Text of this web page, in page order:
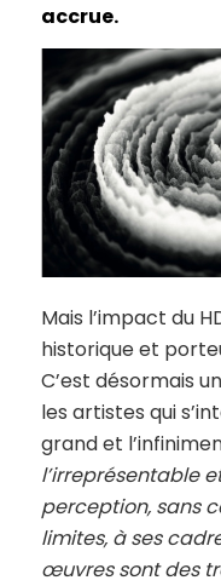
accrue.
Mais l’impact du
historique et
C’est désormais
les artistes qui
grand et
l’irreprésentable
perception, sans
limites, à ses
œuvres sont des